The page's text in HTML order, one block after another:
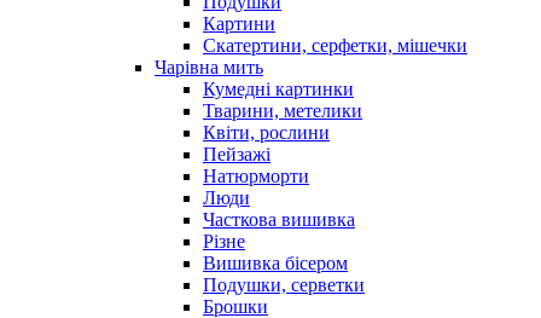
Картини
Скатертини, серфетки, мішечки
Чарiвна мить
Кумедні картинки
Тварини, метелики
Квіти, рослини
Пейзажі
Натюрморти
Люди
Часткова вишивка
Різне
Вишивка бісером
Подушки, серветки
Брошки